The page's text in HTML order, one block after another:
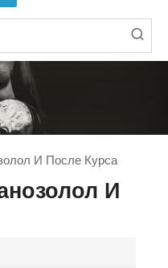
И После Курса